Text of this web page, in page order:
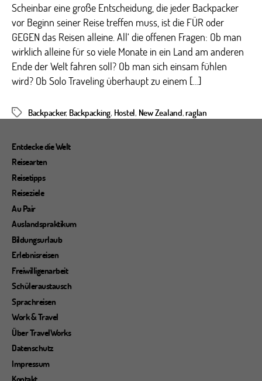
Scheinbar eine große Entscheidung, die jeder Backpacker
vor Beginn seiner Reise treffen muss, ist die FÜR oder
GEGEN das Reisen alleine. All‘ die offenen Fragen: Ob man
wirklich alleine für so viele Monate in ein Land am anderen
Ende der Welt fahren soll? Ob man sich einsam fühlen
wird? Ob Solo Traveling überhaupt zu einem […]
Schlagwörter
Backpacker, Backpacking, Hostel, New Zealand,raglan
Entdecke die Welt
Reisearten
Reisetipps
Reiseziele
Au Pair
Auslandspraktikum
Bildungsurlaub
Erlebnisreisen
Freiwilligenarbeit
Schüleraustausch
Sprachreisen
Work & Travel
Über TravelWorks
Datenschutz
Impressum